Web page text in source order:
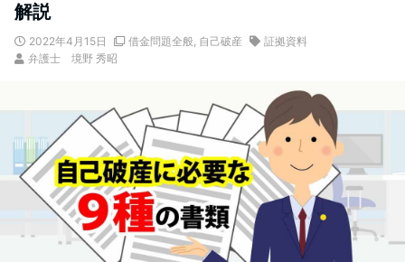
解説
2022年4月15日 借金問題全般, 自己破産
証拠資料
弁護士 境野 秀昭